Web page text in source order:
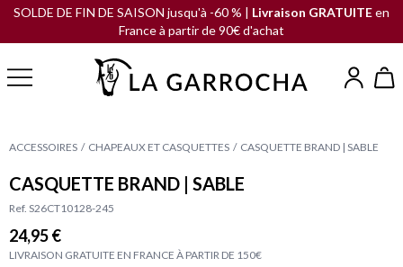
SOLDE DE FIN DE SAISON jusqu'à -60 % | Livraison GRATUITEen
France à partir de 90€ d'achat
ACCESSOIRES CHAPEAUX ET CASQUETTES CASQUETTE BRAND | SABLE
CASQUETTE BRAND | SABLE
Ref. S26CT10128-245
24,95 €
LIVRAISON GRATUITE EN FRANCE À PARTIR DE 150€